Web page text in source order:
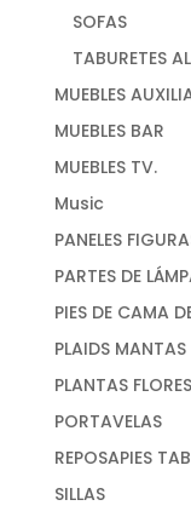
SOFAS
TABURETES
MUEBLES
MUEBLES BAR
MUEBLES TV.
Music
PANELES
PARTES DE
PIES DE CAMA
PLAIDS MANTAS
PLANTAS
PORTAVELAS
REPOSAPIES
SILLAS